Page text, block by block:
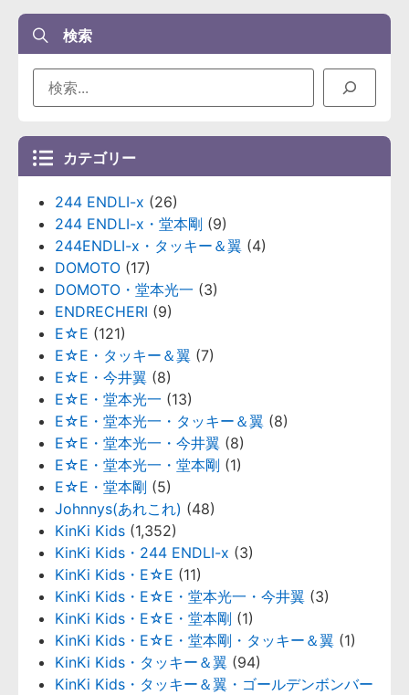
検索
カテゴリー
244 ENDLI-x (26)
244 ENDLI-x・堂本剛 (9)
244ENDLI-x・タッキー＆翼 (4)
DOMOTO (17)
DOMOTO・堂本光一 (3)
ENDRECHERI (9)
E☆E (121)
E☆E・タッキー＆翼 (7)
E☆E・今井翼 (8)
E☆E・堂本光一 (13)
E☆E・堂本光一・タッキー＆翼 (8)
E☆E・堂本光一・今井翼 (8)
E☆E・堂本光一・堂本剛 (1)
E☆E・堂本剛 (5)
Johnnys(あれこれ) (48)
KinKi Kids (1,352)
KinKi Kids・244 ENDLI-x (3)
KinKi Kids・E☆E (11)
KinKi Kids・E☆E・堂本光一・今井翼 (3)
KinKi Kids・E☆E・堂本剛 (1)
KinKi Kids・E☆E・堂本剛・タッキー＆翼 (1)
KinKi Kids・タッキー＆翼 (94)
KinKi Kids・タッキー＆翼・ゴールデンボンバー